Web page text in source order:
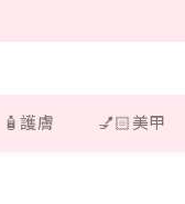
🧴護膚 💅🏻美甲